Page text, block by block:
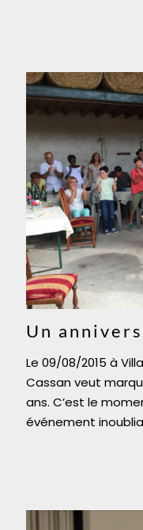
Un
Le 09/08/2015 à
Cassan veut
ans. C’est le
événement